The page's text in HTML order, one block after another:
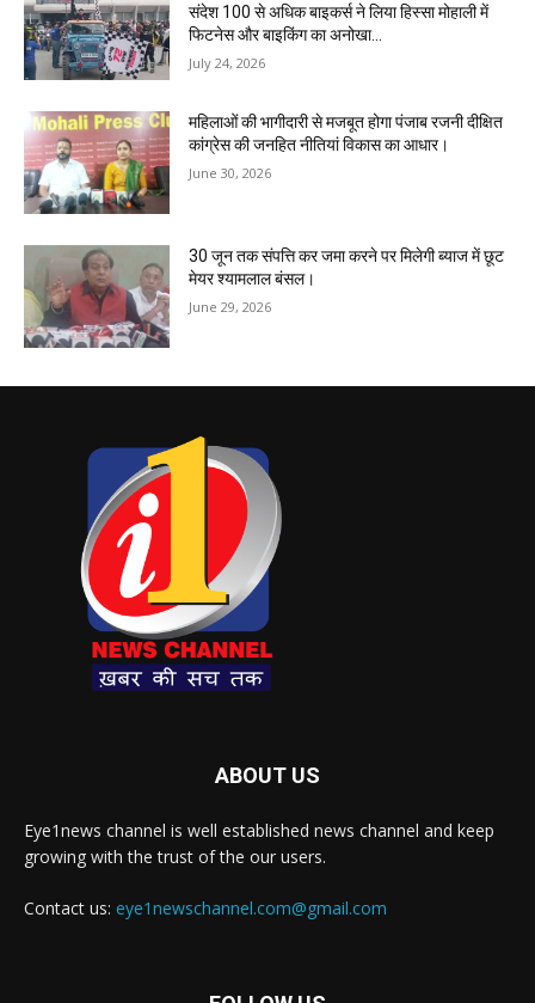
संदेश 100 से अधिक बाइकर्स ने लिया हिस्सा मोहाली में
फिटनेस और बाइकिंग का अनोखा...
July 24, 2026
महिलाओं की भागीदारी से मजबूत होगा पंजाब रजनी दीक्षित
कांग्रेस की जनहित नीतियां विकास का आधार।
June 30, 2026
30 जून तक संपत्ति कर जमा करने पर मिलेगी ब्याज में छूट
मेयर श्यामलाल बंसल।
June 29, 2026
ABOUT US
Eye1news channel is well established news channel and keep
growing with the trust of the our users.
Contact us: eye1newschannel.com@gmail.com